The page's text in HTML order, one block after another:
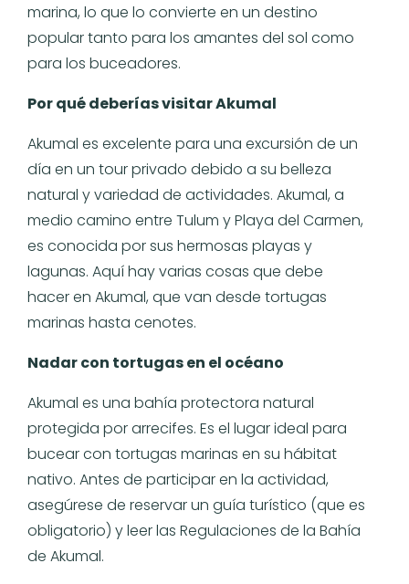
marina, lo que lo convierte en un destino
popular tanto para los amantes del sol como
para los buceadores.
Por qué deberías visitar Akumal
Akumal es excelente para una excursión de un
día en un tour privado debido a su belleza
natural y variedad de actividades. Akumal, a
medio camino entre Tulum y Playa del Carmen,
es conocida por sus hermosas playas y
lagunas. Aquí hay varias cosas que debe
hacer en Akumal, que van desde tortugas
marinas hasta cenotes.
Nadar con tortugas en el océano
Akumal es una bahía protectora natural
protegida por arrecifes. Es el lugar ideal para
bucear con tortugas marinas en su hábitat
nativo. Antes de participar en la actividad,
asegúrese de reservar un guía turístico (que es
obligatorio) y leer las Regulaciones de la Bahía
de Akumal.